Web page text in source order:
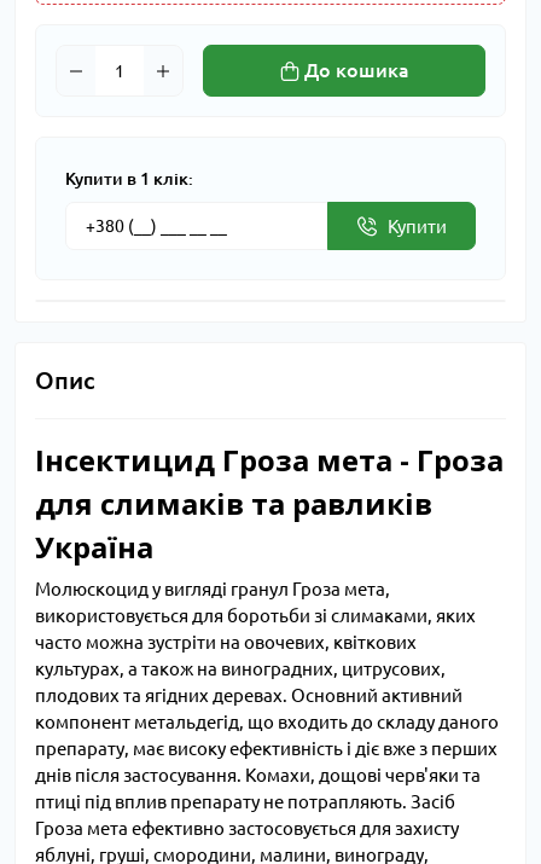
До кошика
Купити в 1 клік:
Купити
Опис
Інсектицид Гроза мета - Гроза
для слимаків та равликів
Україна
Молюскоцид у вигляді гранул Гроза мета,
використовується для боротьби зі слимаками, яких
часто можна зустріти на овочевих, квіткових
культурах, а також на виноградних, цитрусових,
плодових та ягідних деревах. Основний активний
компонент метальдегід, що входить до складу даного
препарату, має високу ефективність і діє вже з перших
днів після застосування. Комахи, дощові черв'яки та
птиці під вплив препарату не потрапляють. Засіб
Гроза мета ефективно застосовується для захисту
яблуні, груші, смородини, малини, винограду,